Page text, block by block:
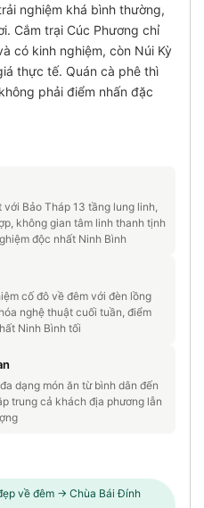
nghiệm khá bình thường,
Cắm trại Cúc Phương chỉ
có kinh nghiệm, còn Núi Kỳ
thực tế. Quán cà phê thì
phải điểm nhấn đặc
Bảo Tháp 13 tầng lung linh,
không gian tâm linh thanh tịnh
độc nhất Ninh Bình
cố đô về đêm với đèn lồng
nghệ thuật cuối tuần, điểm
Ninh Bình tối
dạng món ăn từ bình dân đến
trung cả khách địa phương lẫn
về đêm → Chùa Bái Đính